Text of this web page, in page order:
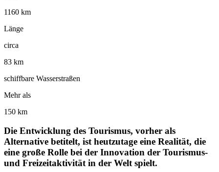
1160 km
Länge
circa
83 km
schiffbare Wasserstraßen
Mehr als
150 km
Die Entwicklung des Tourismus, vorher als
Alternative betitelt, ist heutzutage eine Realität, die
eine große Rolle bei der Innovation der Tourismus-
und Freizeitaktivität in der Welt spielt.